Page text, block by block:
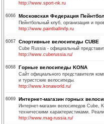
http://www.sport-nk.ru
6066 Московская Федерация
Пейнтбольный клуб, организация и
http://www.paintballmfp.ru
6067 Спортивные велосипеды CUBE
Cube Russia - официальный
http://www.cuberussia.ru/
6068 Горные велосипеды KONA
Сайт официального представителя
и туристские велосипеды.
http://www.konaworld.ru/
6069 Интернет-магазин горных
Интернет-магазин велосипедов
техническими характеристиками.
http://www.mag-russia.ru/